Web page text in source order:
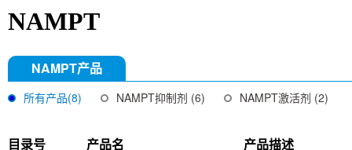
NAMPT
NAMPT产品
所有产品(8) NAMPT抑制剂 (6) NAMPT激活剂 (2)
目录号 产品名 产品描述